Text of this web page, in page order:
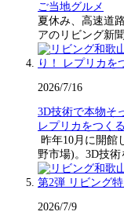
ご当地グルメ
夏休み、高速道
アのリビング新
2026/7/16
3D技術で本物そ
レプリカをつく
昨年10月に開館
野市場)。3D技
2026/7/9